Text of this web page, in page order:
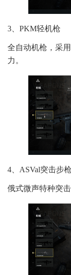
3、PKM轻机枪
全自动机枪，采
力。
4、ASVal突击步
俄式微声特种突